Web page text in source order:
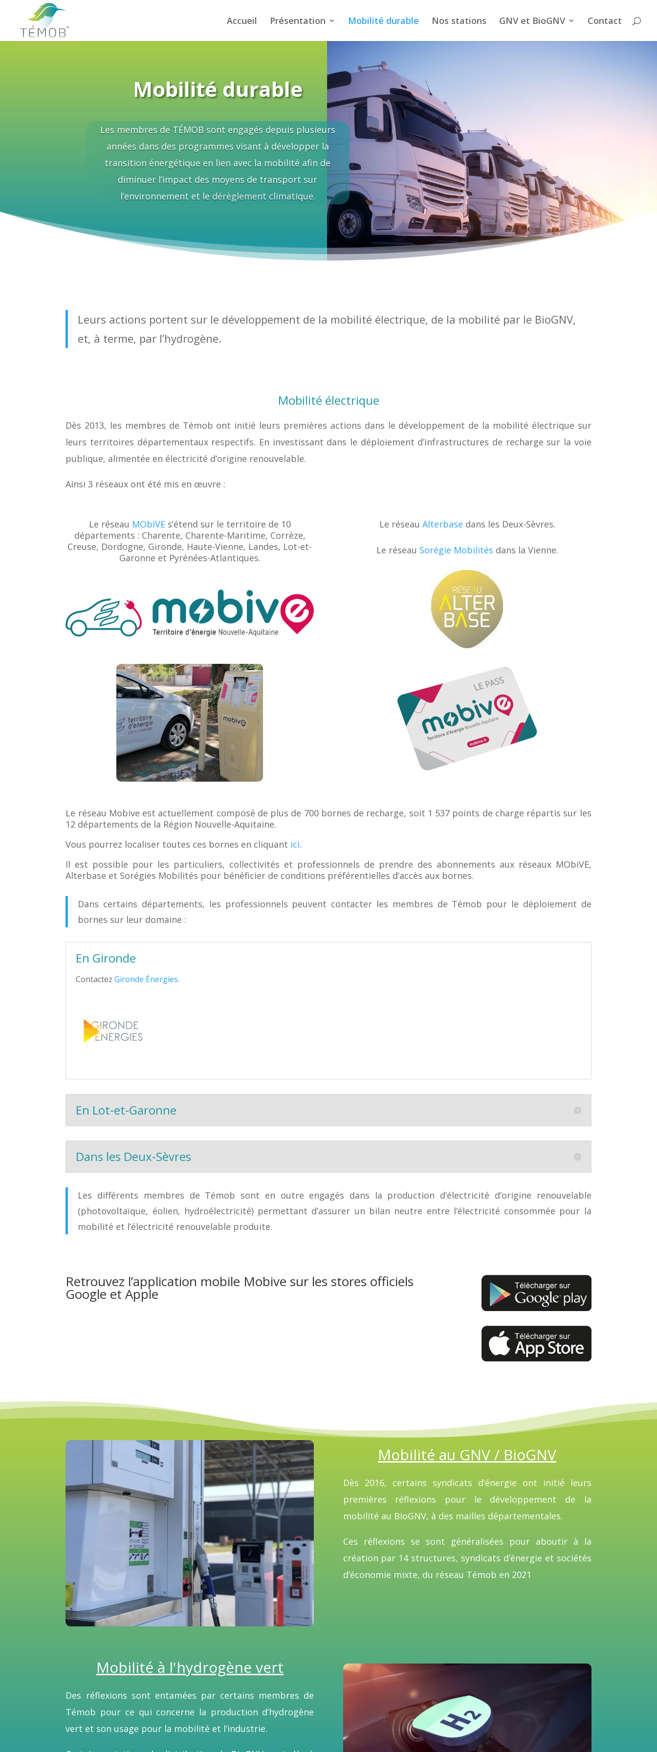
Accueil Présentation Mobilité durable Nos stations GNV et BioGNV Contact
Mobilité durable
Les membres de TÉMOB sont engagés depuis plusieurs
années dans des programmes visant à développer la
transition énergétique en lien avec la mobilité afin de
diminuer l’impact des moyens de transport sur
l’environnement et le dérèglement climatique.
Leurs actions portent sur le développement de la mobilité électrique, de la mobilité par le BioGNV,
et, à terme, par l’hydrogène.
Mobilité électrique
Dès 2013, les membres de Témob ont initié leurs premières actions dans le développement de la mobilité électrique sur
leurs territoires départementaux respectifs. En investissant dans le déploiement d’infrastructures de recharge sur la voie
publique, alimentée en électricité d’origine renouvelable.
Ainsi 3 réseaux ont été mis en œuvre :
Le réseau MObiVEs’étend sur le territoire de 10
départements : Charente, Charente-Maritime, Corrèze,
Creuse, Dordogne, Gironde, Haute-Vienne, Landes, Lot-et-
Garonne et Pyrénées-Atlantiques.
Le réseau Alterbase dans les Deux-Sèvres.
Le réseau Sorégie Mobilités dans la Vienne.
Le réseau Mobive est actuellement composé de plus de 700 bornes de recharge, soit 1 537 points de charge répartis sur les
12 départements de la Région Nouvelle-Aquitaine.
Vous pourrez localiser toutes ces bornes en cliquant ici.
Il est possible pour les particuliers, collectivités et professionnels de prendre des abonnements aux réseaux MObiVE,
Alterbase et Sorégies Mobilités pour bénéficier de conditions préférentielles d’accès aux bornes.
Dans certains départements, les professionnels peuvent contacter les membres de Témob pour le déploiement de
bornes sur leur domaine :
En Gironde
ContactezGironde Énergies.
En Lot-et-Garonne
Dans les Deux-Sèvres
Les différents membres de Témob sont en outre engagés dans la production d’électricité d’origine renouvelable
(photovoltaïque, éolien, hydroélectricité) permettant d’assurer un bilan neutre entre l’électricité consommée pour la
mobilité et l’électricité renouvelable produite.
Retrouvez l’application mobile Mobive sur les stores officiels
Google et Apple
Mobilité au GNV / BioGNV
Dès 2016, certains syndicats d’énergie ont initié leurs
premières réflexions pour le développement de la
mobilité au BioGNV, à des mailles départementales.
Ces réflexions se sont généralisées pour aboutir à la
création par 14 structures, syndicats d’énergie et sociétés
d’économie mixte, du réseau Témob en 2021
Mobilité à l'hydrogène vert
Des réflexions sont entamées par certains membres de
Témob pour ce qui concerne la production d’hydrogène
vert et son usage pour la mobilité et l’industrie.